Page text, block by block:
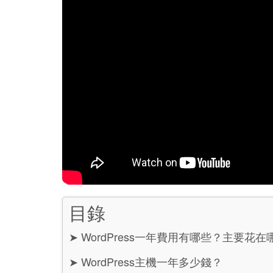
目錄
➤ WordPress一年費用有哪些？主要花在
➤ WordPress主機一年多少錢？